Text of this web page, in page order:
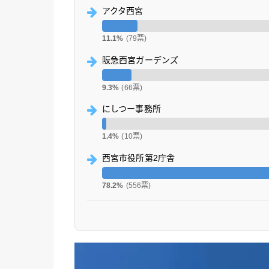
アクタ西宮
11.1% (79票)
阪急西宮ガーデンズ
9.3% (66票)
にしつー事務所
1.4% (10票)
西宮市役所第2庁舎
78.2% (556票)